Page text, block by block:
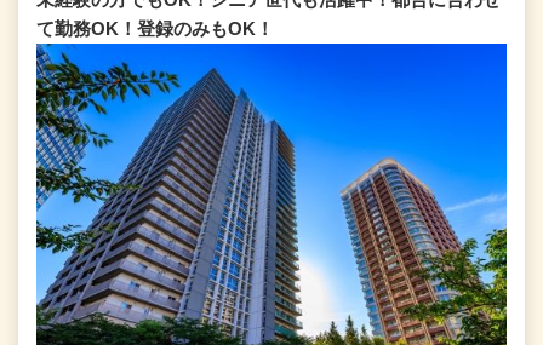
て勤務OK！登録のみもOK！